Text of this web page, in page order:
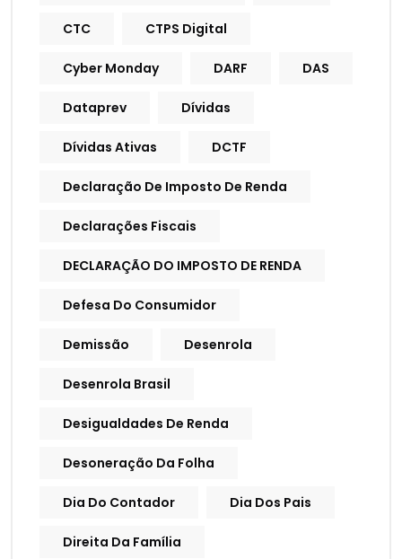
CTC CTPS Digital
Cyber Monday DARF DAS
Dataprev Dívidas
Dívidas Ativas DCTF
Declaração De Imposto De Renda
Declarações Fiscais
DECLARAÇÃO DO IMPOSTO DE RENDA
Defesa Do Consumidor
Demissão Desenrola
Desenrola Brasil
Desigualdades De Renda
Desoneração Da Folha
Dia Do Contador Dia Dos Pais
Direita Da Família